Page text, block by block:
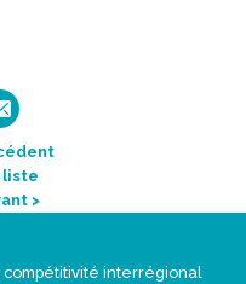
liste
>
interrégional